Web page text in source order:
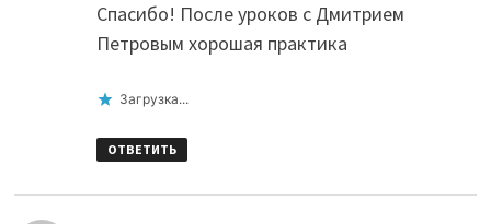
Спасибо! После уроков с Дмитрием
Петровым хорошая практика
Загрузка...
ОТВЕТИТЬ